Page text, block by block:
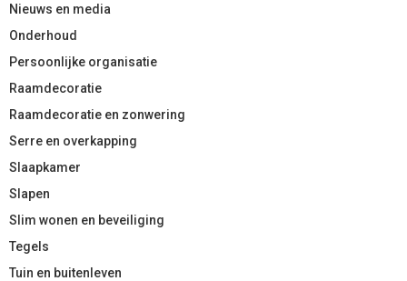
Nieuws en media
Onderhoud
Persoonlijke organisatie
Raamdecoratie
Raamdecoratie en zonwering
Serre en overkapping
Slaapkamer
Slapen
Slim wonen en beveiliging
Tegels
Tuin en buitenleven